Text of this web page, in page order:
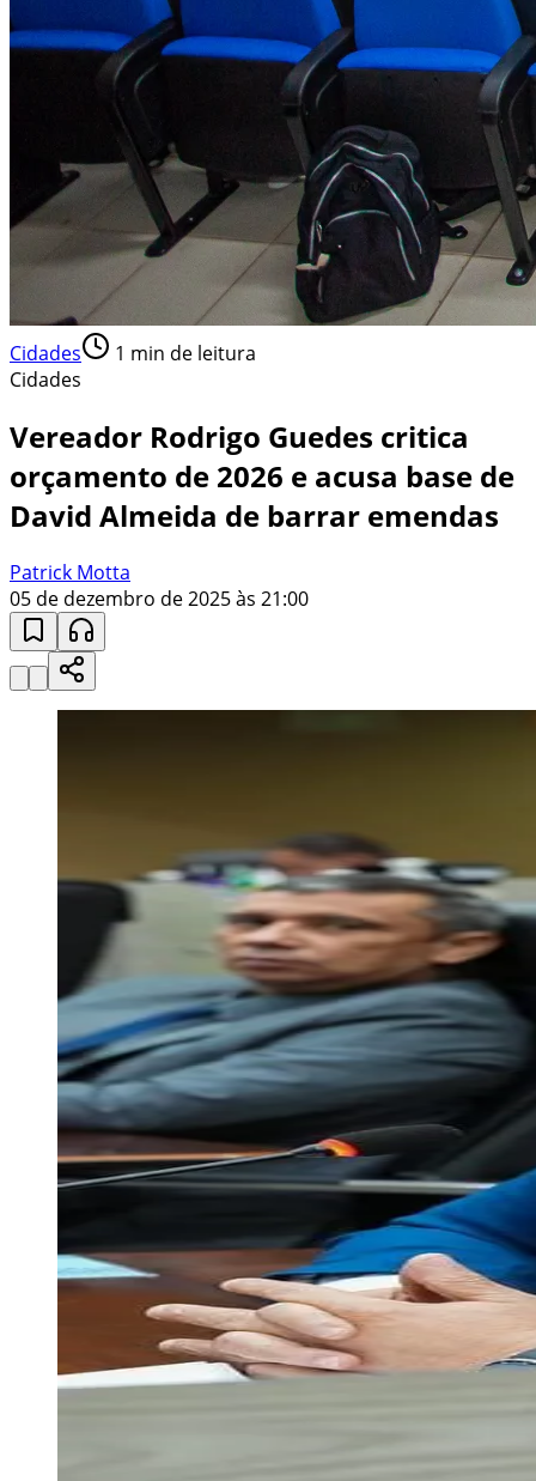
Cidades 1 min de leitura
Cidades
Vereador Rodrigo Guedes critica
orçamento de 2026 e acusa base de
David Almeida de barrar emendas
Patrick Motta
05 de dezembro de 2025 às 21:00